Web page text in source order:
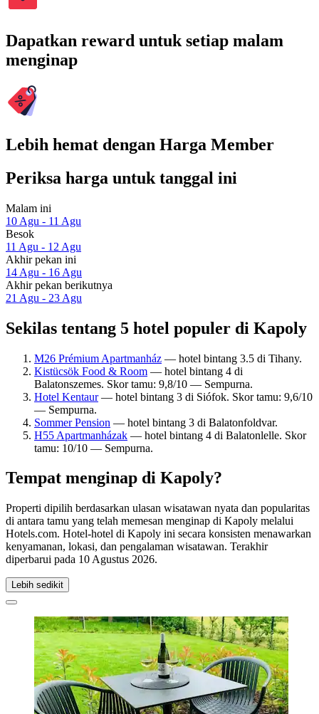
Dapatkan reward untuk setiap malam
menginap
Lebih hemat dengan Harga Member
Periksa harga untuk tanggal ini
Malam ini
10 Agu - 11 Agu
Besok
11 Agu - 12 Agu
Akhir pekan ini
14 Agu - 16 Agu
Akhir pekan berikutnya
21 Agu - 23 Agu
Sekilas tentang 5 hotel populer di Kapoly
M26 Prémium Apartmanház — hotel bintang 3.5 di Tihany.
Kistücsök Food & Room — hotel bintang 4 di
Balatonszemes. Skor tamu: 9,8/10 — Sempurna.
Hotel Kentaur— hotel bintang 3 di Siófok. Skor tamu: 9,6/10
— Sempurna.
Sommer Pension — hotel bintang 3 di Balatonfoldvar.
H55 Apartmanházak — hotel bintang 4 di Balatonlelle. Skor
tamu: 10/10 — Sempurna.
Tempat menginap di Kapoly?
Properti dipilih berdasarkan ulasan wisatawan nyata dan popularitas
di antara tamu yang telah memesan menginap di Kapoly melalui
Hotels.com. Hotel-hotel di Kapoly ini secara konsisten menawarkan
kenyamanan, lokasi, dan pengalaman wisatawan. Terakhir
diperbarui pada 10 Agustus 2026.
Lebih sedikit